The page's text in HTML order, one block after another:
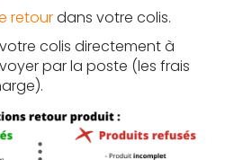
retourdans votre colis.
colis directement à
par la poste (les frais